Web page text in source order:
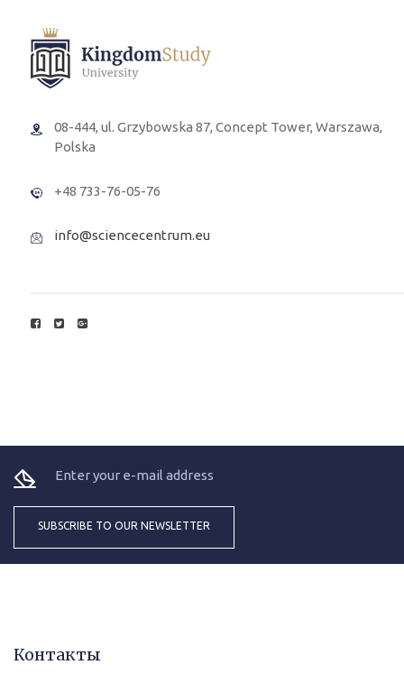
08-444, ul. Grzybowska 87, Concept Tower, Warszawa,
Polska
+48 733-76-05-76
info@sciencecentrum.eu
Контакты